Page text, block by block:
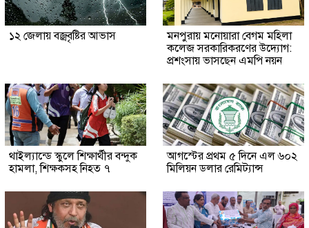
১২ জেলায় বজ্রবৃষ্টির আভাস
মনপুরায় মনোয়ারা বেগম মহিলা
কলেজ সরকারিকরণের উদ্যোগ:
প্রশংসায় ভাসছেন এমপি নয়ন
থাইল্যান্ডে স্কুলে শিক্ষার্থীর বন্দুক
হামলা, শিক্ষকসহ নিহত ৭
আগস্টের প্রথম ৫ দিনে এল ৬০২
মিলিয়ন ডলার রেমিট্যান্স